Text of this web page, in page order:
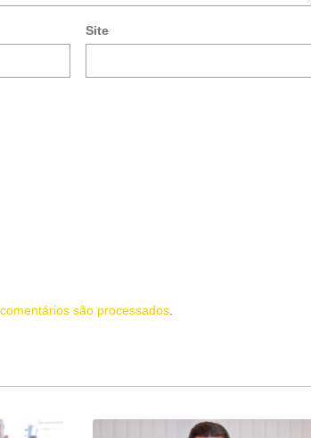
Site
são processados